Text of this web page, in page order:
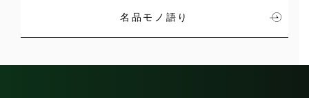
名品モノ語り